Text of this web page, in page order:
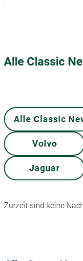
Alle Classic
Alle Classic
Volvo
Jaguar
Zurzeit sind keine